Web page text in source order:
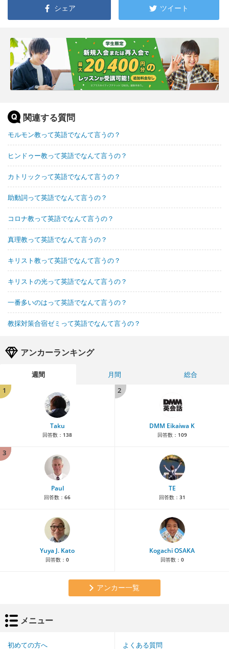
シェア ツイート
関連する質問
モルモン教って英語でなんて言うの？
ヒンドゥー教って英語でなんて言うの？
カトリックって英語でなんて言うの？
助動詞って英語でなんて言うの？
コロナ教って英語でなんて言うの？
真理教って英語でなんて言うの？
キリスト教って英語でなんて言うの？
キリストの光って英語でなんて言うの？
一番多いのはって英語でなんて言うの？
教採対策合宿ゼミって英語でなんて言うの？
アンカーランキング
週間 月間
総合
1
Taku
回答数： 138
2
DMM Eikaiwa K
回答数： 109
3
Paul
回答数： 66
TE
回答数： 31
Yuya J. Kato
回答数： 0
Kogachi OSAKA
回答数： 0
アンカー一覧
メニュー
初めての方へ よくある質問